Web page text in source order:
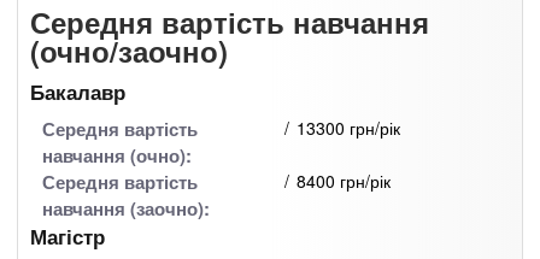
Середня вартість навчання
(очно/заочно)
Бакалавр
Середня вартість
навчання (очно):
13300 грн/рік
Середня вартість
навчання (заочно):
8400 грн/рік
Магістр